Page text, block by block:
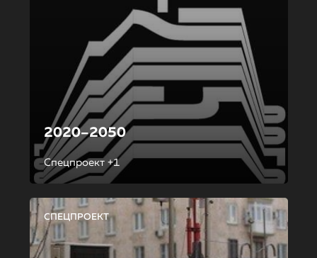
2020–2050
Спецпроект +1
СПЕЦПРОЕКТ